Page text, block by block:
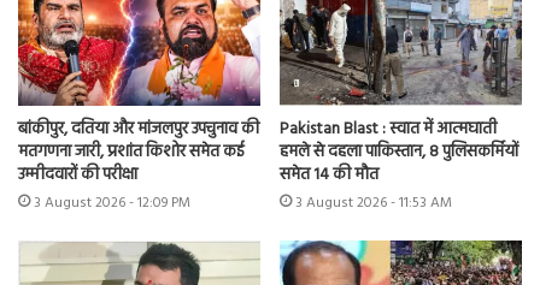
बांकीपुर, दतिया और मांजलपुर उपचुनाव की
मतगणना जारी, प्रशांत किशोर समेत कई
उम्मीदवारों की परीक्षा
3 August 2026 - 12:09 PM
Pakistan Blast : स्वात में आत्मघाती
हमले से दहला पाकिस्तान, 8 पुलिसकर्मियों
समेत 14 की मौत
3 August 2026 - 11:53 AM